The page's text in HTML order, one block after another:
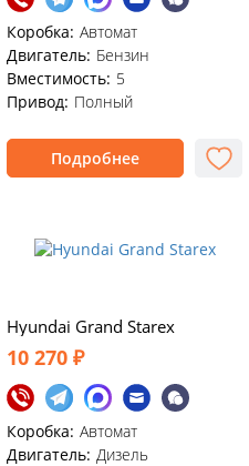
Коробка: Автомат
Двигатель: Бензин
Вместимость: 5
Привод: Полный
Подробнее
Hyundai Grand Starex
10 270 ₽
Коробка: Автомат
Двигатель: Дизель